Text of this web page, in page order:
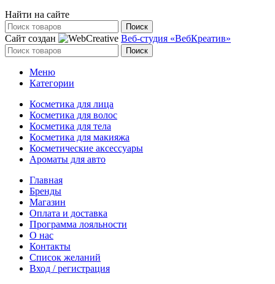
Найти на сайте
Поиск
Сайт создан Веб-студия «ВебКреатив»
Поиск
Меню
Категории
Косметика для лица
Косметика для волос
Косметика для тела
Косметика для макияжа
Косметические аксессуары
Ароматы для авто
Главная
Бренды
Магазин
Оплата и доставка
Программа лояльности
О нас
Контакты
Список желаний
Вход / регистрация